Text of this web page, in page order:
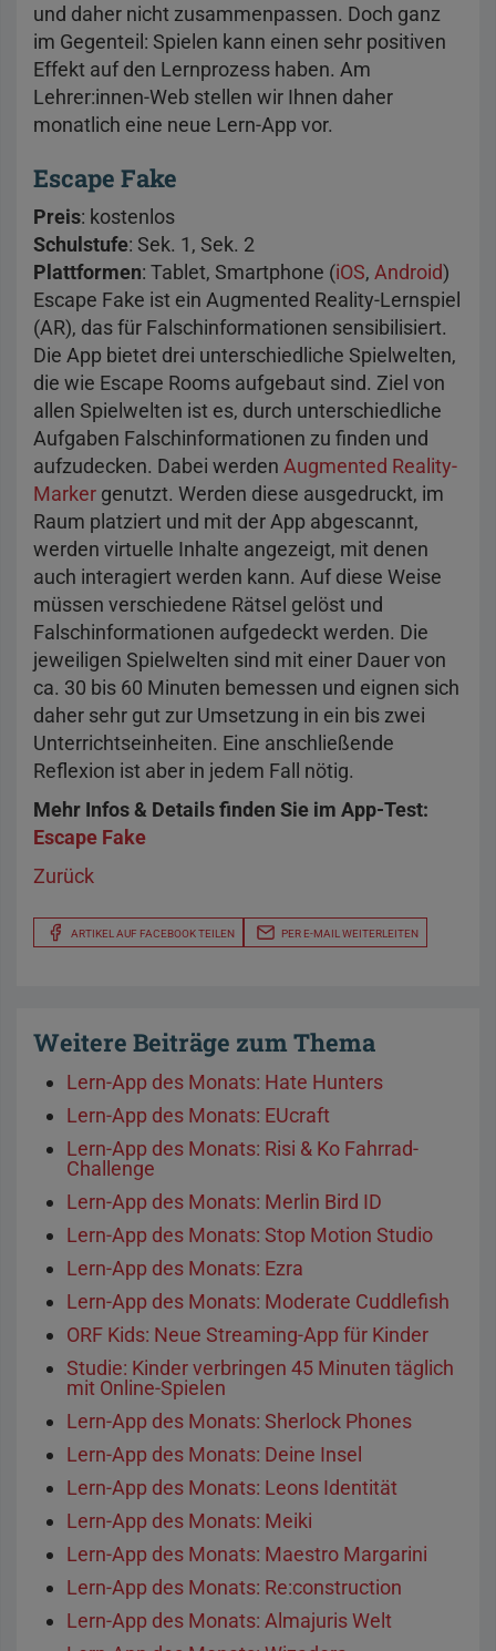
und daher nicht zusammenpassen. Doch ganz
im Gegenteil: Spielen kann einen sehr positiven
Effekt auf den Lernprozess haben. Am
Lehrer:innen-Web stellen wir Ihnen daher
monatlich eine neue Lern-App vor.
Escape Fake
Preis: kostenlos
Schulstufe: Sek. 1, Sek. 2
Plattformen: Tablet, Smartphone (iOS, Android)
Escape Fake ist ein Augmented Reality-Lernspiel
(AR), das für Falschinformationen sensibilisiert.
Die App bietet drei unterschiedliche Spielwelten,
die wie Escape Rooms aufgebaut sind. Ziel von
allen Spielwelten ist es, durch unterschiedliche
Aufgaben Falschinformationen zu finden und
aufzudecken. Dabei werden Augmented Reality-
Marker genutzt. Werden diese ausgedruckt, im
Raum platziert und mit der App abgescannt,
werden virtuelle Inhalte angezeigt, mit denen
auch interagiert werden kann. Auf diese Weise
müssen verschiedene Rätsel gelöst und
Falschinformationen aufgedeckt werden. Die
jeweiligen Spielwelten sind mit einer Dauer von
ca. 30 bis 60 Minuten bemessen und eignen sich
daher sehr gut zur Umsetzung in ein bis zwei
Unterrichtseinheiten. Eine anschließende
Reflexion ist aber in jedem Fall nötig.
Mehr Infos & Details finden Sie im App-Test:
Escape Fake
Zurück
ARTIKEL AUF FACEBOOK TEILEN PER E-MAIL WEITERLEITEN
Weitere Beiträge zum Thema
Lern-App des Monats: Hate Hunters
Lern-App des Monats: EUcraft
Lern-App des Monats: Risi & Ko Fahrrad-
Challenge
Lern-App des Monats: Merlin Bird ID
Lern-App des Monats: Stop Motion Studio
Lern-App des Monats: Ezra
Lern-App des Monats: Moderate Cuddlefish
ORF Kids: Neue Streaming-App für Kinder
Studie: Kinder verbringen 45 Minuten täglich
mit Online-Spielen
Lern-App des Monats: Sherlock Phones
Lern-App des Monats: Deine Insel
Lern-App des Monats: Leons Identität
Lern-App des Monats: Meiki
Lern-App des Monats: Maestro Margarini
Lern-App des Monats: Re:construction
Lern-App des Monats: Almajuris Welt